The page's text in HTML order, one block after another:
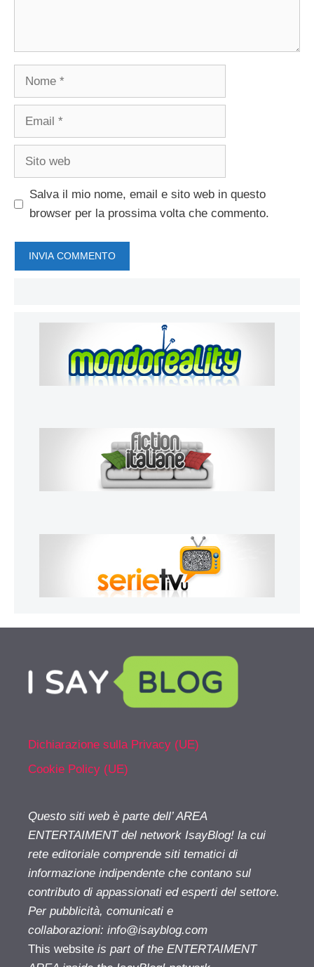
Nome
Email
Sito
Salva il mio nome, email e sito web in questo
browser per la prossima volta che commento.
Dichiarazione sulla Privacy (UE)
Cookie Policy (UE)
Questo siti web è parte dell’ AREA
ENTERTAIMENT del network IsayBlog! la cui
rete editoriale comprende siti tematici di
informazione indipendente che contano sul
contributo di appassionati ed esperti del settore.
Per pubblicità, comunicati e
collaborazioni: info@isayblog.com
This website is part of the ENTERTAIMENT